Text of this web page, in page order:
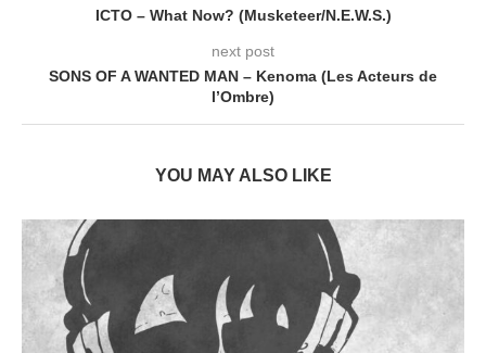
ICTO – What Now? (Musketeer/N.E.W.S.)
next post
SONS OF A WANTED MAN – Kenoma (Les Acteurs de
l’Ombre)
YOU MAY ALSO LIKE